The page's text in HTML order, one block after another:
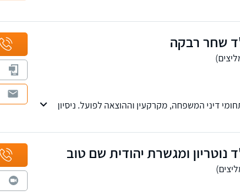
שחר רבקה
דיני המשפחה, מקרקעין וההוצאה לפועל. ניסיון
נוטריון ומגשרת יהודית שם טוב